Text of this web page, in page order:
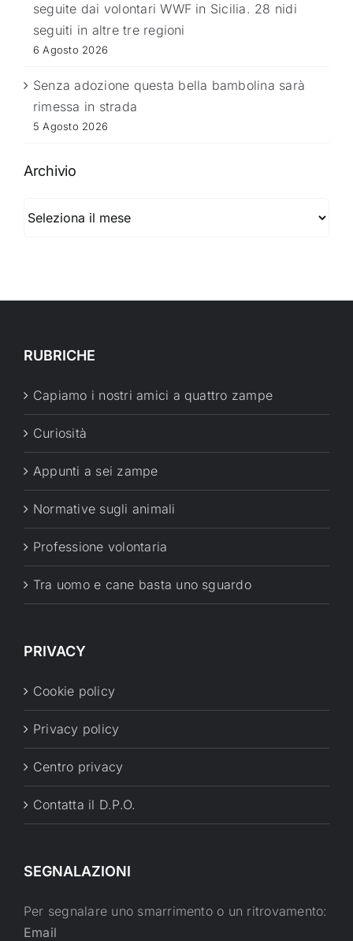
seguite dai volontari WWF in Sicilia. 28 nidi
seguiti in altre tre regioni
6 Agosto 2026
Senza adozione questa bella bambolina sarà
rimessa in strada
5 Agosto 2026
Archivio
RUBRICHE
Capiamo i nostri amici a quattro zampe
Curiosità
Appunti a sei zampe
Normative sugli animali
Professione volontaria
Tra uomo e cane basta uno sguardo
PRIVACY
Cookie policy
Privacy policy
Centro privacy
Contatta il D.P.O.
SEGNALAZIONI
Per segnalare uno smarrimento o un ritrovamento:
Email